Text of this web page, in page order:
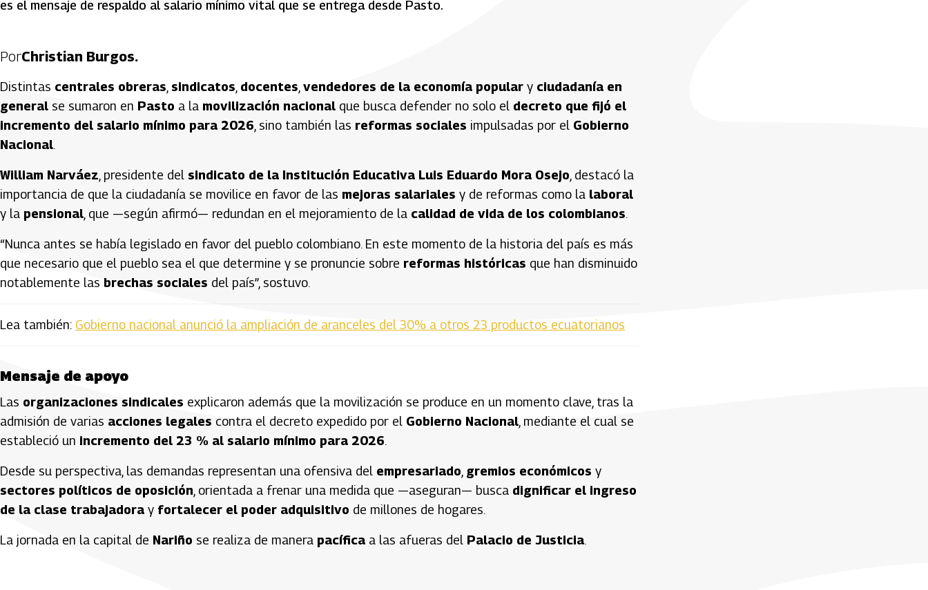
es el mensaje de respaldo al salario mínimo vital que se entrega desde Pasto.
PorChristian Burgos.
Distintas centrales obreras sindicatos docentes vendedores de la economía popular y ciudadanía en
general se sumaron en Pasto a la movilización nacional que busca defender no solo el decreto que fijó el
incremento del salario mínimo para 2026 , sino también las reformas sociales impulsadas por el Gobierno
Nacional.
William Narváez , presidente del sindicato de la Institución Educativa Luis Eduardo Mora Osejo , destacó la
importancia de que la ciudadanía se movilice en favor de las mejoras salariales y de reformas como la laboral
y la pensional , que —según afirmó— redundan en el mejoramiento de la calidad de vida de los colombianos.
“Nunca antes se había legislado en favor del pueblo colombiano. En este momento de la historia del país es más
que necesario que el pueblo sea el que determine y se pronuncie sobre reformas históricas que han disminuido
notablemente las brechas sociales del país”, sostuvo.
Lea también: Gobierno nacional anunció la ampliación de aranceles del 30% a otros 23 productos ecuatorianos
Mensaje de apoyo
Las organizaciones sindicales explicaron además que la movilización se produce en un momento clave, tras la
admisión de varias acciones legales contra el decreto expedido por el Gobierno Nacional, mediante el cual se
estableció un incremento del 23 % al salario mínimo para 2026.
Desde su perspectiva, las demandas representan una ofensiva del empresariado gremios económicos y
sectores políticos de oposición , orientada a frenar una medida que —aseguran— busca dignificar el ingreso
de la clase trabajadora y fortalecer el poder adquisitivo de millones de hogares.
La jornada en la capital de Nariño se realiza de manera pacífica a las afueras del Palacio de Justicia.